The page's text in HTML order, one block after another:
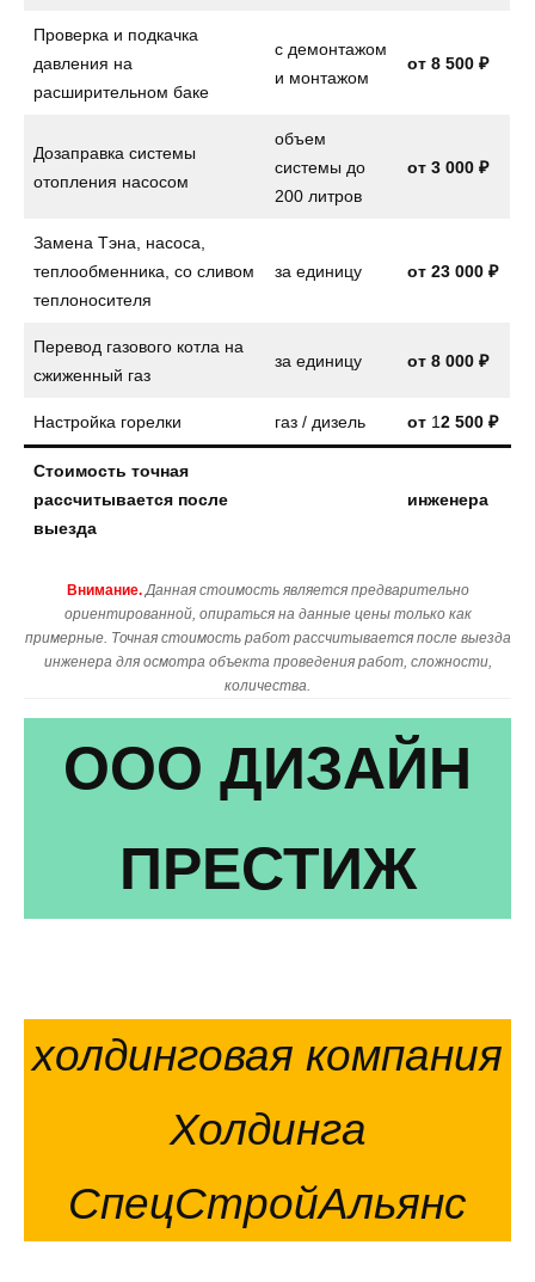
Проверка и подкачка
давления на
расширительном баке
с демонтажом
и монтажом
от 8 500 ₽
Дозаправка системы
отопления насосом
объем
системы до
200 литров
от 3 000 ₽
Замена Тэна, насоса,
теплообменника, со сливом
теплоносителя
за единицу от 23 000 ₽
Перевод газового котла на
сжиженный газ
за единицу от 8 000 ₽
Настройка горелки газ / дизель от 12 500 ₽
Стоимость точная
рассчитывается после
выезда
инженера
Внимание. Данная стоимость является предварительно
ориентированной, опираться на данные цены только как
примерные. Точная стоимость работ рассчитывается после выезда
инженера для осмотра объекта проведения работ, сложности,
количества.
ООО ДИЗАЙН
ПРЕСТИЖ
холдинговая компания
Холдинга
СпецСтройАльянс